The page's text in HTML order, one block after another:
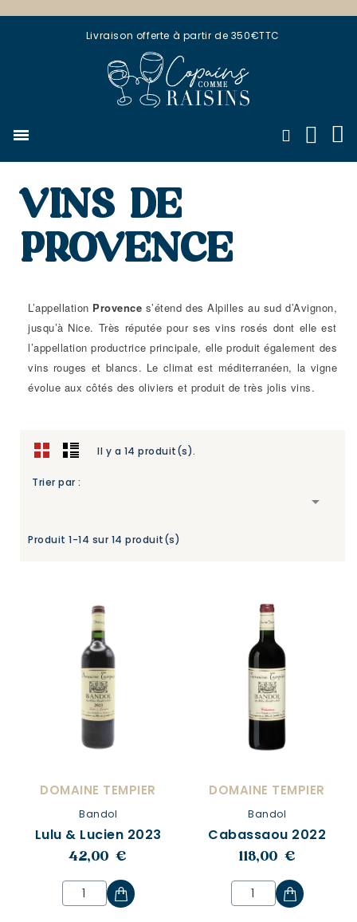
Livraison offerte à partir de 350€TTC
VINS DE
PROVENCE
L’appellation Provence s’étend des Alpilles au sud d’Avignon,
jusqu’à Nice. Très réputée pour ses vins rosés dont elle est
l’appellation productrice principale, elle produit également des
vins rouges et blancs. Le climat est méditerranéen, la vigne
évolue aux côtés des oliviers et produit de très jolis vins.
Il y a 14 produit(s).
Trier par :

Produit 1-14 sur 14 produit(s)
DOMAINE TEMPIER
Bandol
Lulu & Lucien 2023
42,00 €
DOMAINE TEMPIER
Bandol
Cabassaou 2022
118,00 €